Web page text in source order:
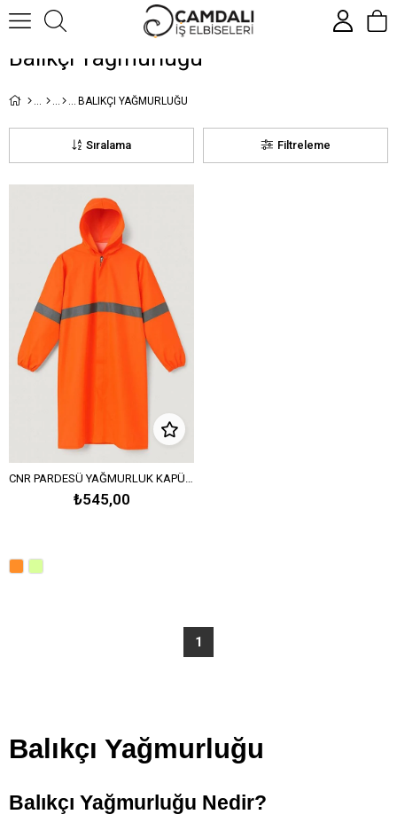
Balıkçı Yağmurluğu
BALIKÇI YAĞMURLUĞU
Filtreleme
Sıralama
₺545,00
1
Balıkçı Yağmurluğu
Balıkçı Yağmurluğu Nedir?